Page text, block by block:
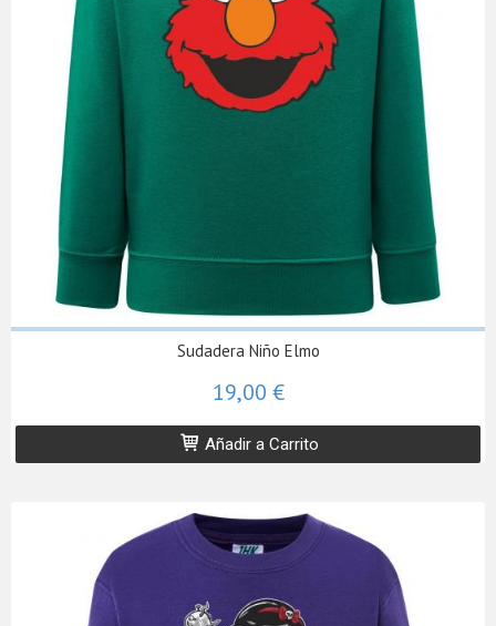
Sudadera Niño Elmo
19,00 €
Añadir a Carrito